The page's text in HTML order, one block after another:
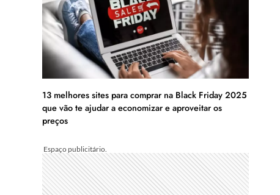
13 melhores sites para comprar na Black Friday 2025
que vão te ajudar a economizar e aproveitar os
preços